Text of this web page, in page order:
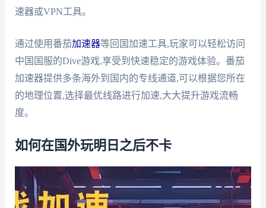
速器或VPN工具。
通过使用番茄加速器等回国加速工具,玩家可以轻松访问
中国国服的Dive游戏,享受到快速稳定的游戏体验。番茄
加速器提供多条海外到国内的专线通道,可以根据您所在
的地理位置,选择最优线路进行加速,大大提升游戏流畅
度。
如何在国外玩明日之后不卡